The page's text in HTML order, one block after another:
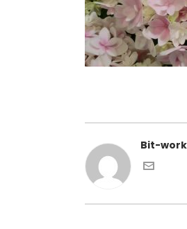
Bit-